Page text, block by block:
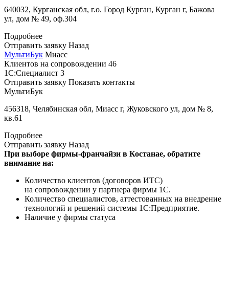
640032, Курганская обл, г.о. Город Курган, Курган г, Бажова
ул, дом № 49, оф.304
Подробнее
Отправить заявку Назад
МультиБук Миасс
Клиентов на сопровождении 46
1С:Специалист 3
Отправить заявку Показать контакты
МультиБук
456318, Челябинская обл, Миасс г, Жуковского ул, дом № 8,
кв.61
Подробнее
Отправить заявку Назад
При выборе фирмы-франчайзи в Костанае, обратите
внимание на:
Количество клиентов (договоров ИТС)
на сопровождении у партнера фирмы 1С.
Количество специалистов, аттестованных на внедрение
технологий и решений системы 1С:Предприятие.
Наличие у фирмы статуса